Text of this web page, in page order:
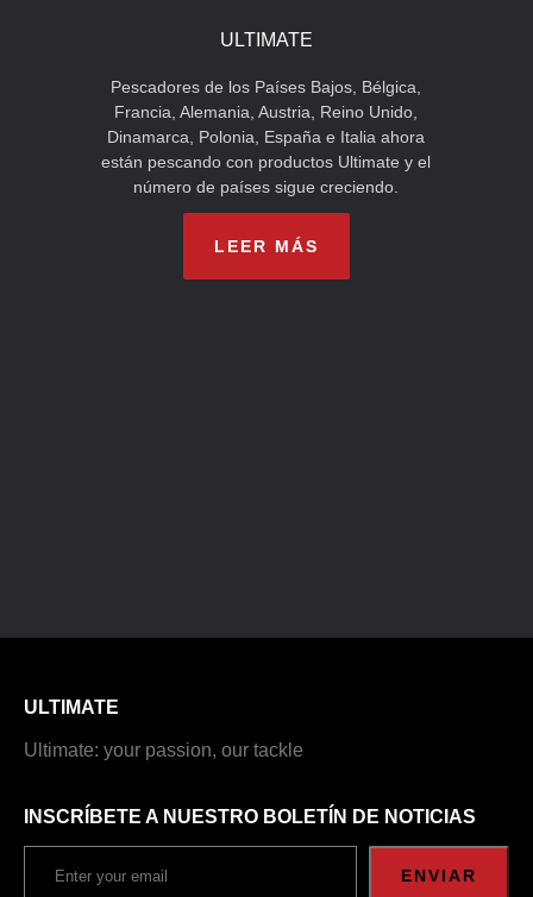
ULTIMATE
Pescadores de los Países Bajos, Bélgica,
Francia, Alemania, Austria, Reino Unido,
Dinamarca, Polonia, España e Italia ahora
están pescando con productos Ultimate y el
número de países sigue creciendo.
LEER MÁS
ULTIMATE
Ultimate: your passion, our tackle
INSCRÍBETE A NUESTRO BOLETÍN DE NOTICIAS
ENVIAR